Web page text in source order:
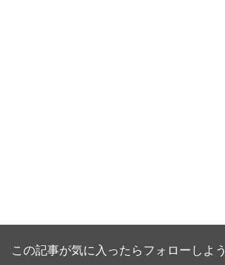
この記事が気に入ったらフォローしよう